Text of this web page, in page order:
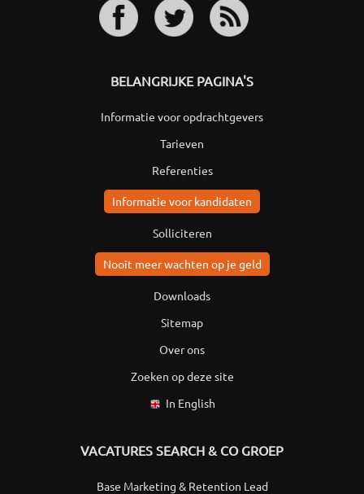
BELANGRIJKE PAGINA'S
Informatie voor opdrachtgevers
Tarieven
Referenties
Informatie voor kandidaten
Solliciteren
Nooit meer wachten op je geld
Downloads
Sitemap
Over ons
Zoeken op deze site
In English
VACATURES SEARCH & CO GROEP
Base Marketing & Retention Lead